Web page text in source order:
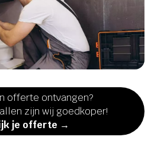
offerte ontvangen?
zijn wij goedkoper!
je offerte →